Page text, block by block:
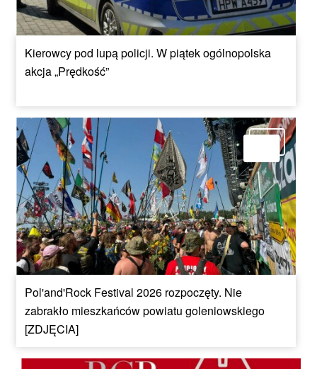
Kierowcy pod lupą policji. W piątek ogólnopolska
akcja „Prędkość”
Pol'and'Rock Festival 2026 rozpoczęty. Nie
zabrakło mieszkańców powiatu goleniowskiego
[ZDJĘCIA]